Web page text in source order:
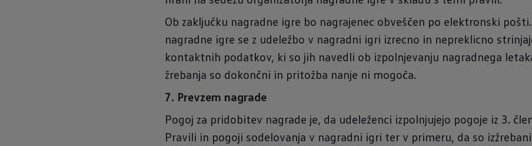
Ob zaključku nagradne igre bo nagrajenec obveščen po elektronski
nagradne igre se z udeležbo v nagradni igri izrecno in nepreklicno
kontaktnih podatkov, ki so jih navedli ob izpolnjevanju nagradnega
žrebanja so dokončni in pritožba nanje ni mogoča.
7. Prevzem nagrade
Pogoj za pridobitev nagrade je, da udeleženci izpolnjujejo pogoje iz 3.
Pravili in pogoji sodelovanja v nagradni igri ter v primeru, da so